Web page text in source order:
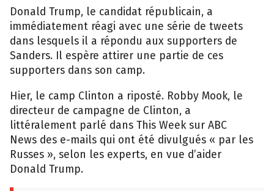
Donald Trump, le candidat républicain, a
immédiatement réagi avec une série de tweets
dans lesquels il a répondu aux supporters de
Sanders. Il espère attirer une partie de ces
supporters dans son camp.
Hier, le camp Clinton a riposté. Robby Mook, le
directeur de campagne de Clinton, a
littéralement parlé dans This Week sur ABC
News des e-mails qui ont été divulgués « par les
Russes », selon les experts, en vue d’aider
Donald Trump.